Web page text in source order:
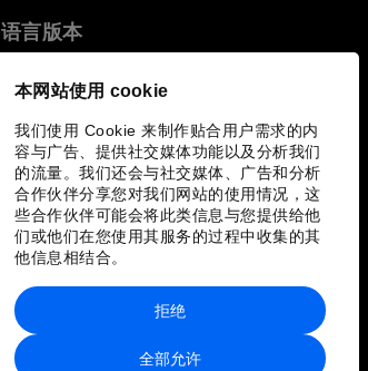
本网站使用 cookie
我们使用 Cookie 来制作贴合用户需求的内
容与广告、提供社交媒体功能以及分析我们
的流量。我们还会与社交媒体、广告和分析
合作伙伴分享您对我们网站的使用情况，这
些合作伙伴可能会将此类信息与您提供给他
们或他们在您使用其服务的过程中收集的其
他信息相结合。
全部允许
拒绝
语言版本